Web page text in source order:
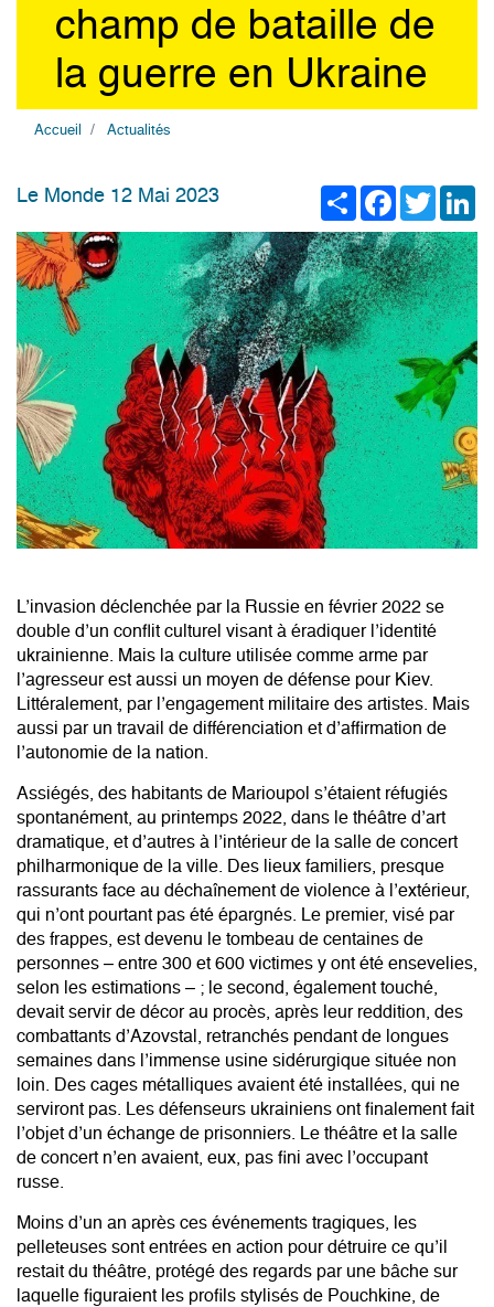
champ de bataille de
la guerre en Ukraine
Accueil Actualités
ShareFacebook
Twitter
Le Monde 12 Mai 2023
L’invasion déclenchée par la Russie en février 2022 se
double d’un conflit culturel visant à éradiquer l’identité
ukrainienne. Mais la culture utilisée comme arme par
l’agresseur est aussi un moyen de défense pour Kiev.
Littéralement, par l’engagement militaire des artistes. Mais
aussi par un travail de différenciation et d’affirmation de
l’autonomie de la nation.
Assiégés, des habitants de Marioupol s’étaient réfugiés
spontanément, au printemps 2022, dans le théâtre d’art
dramatique, et d’autres à l’intérieur de la salle de concert
philharmonique de la ville. Des lieux familiers, presque
rassurants face au déchaînement de violence à l’extérieur,
qui n’ont pourtant pas été épargnés. Le premier, visé par
des frappes, est devenu le tombeau de centaines de
personnes – entre 300 et 600 victimes y ont été ensevelies,
selon les estimations – ; le second, également touché,
devait servir de décor au procès, après leur reddition, des
combattants d’Azovstal, retranchés pendant de longues
semaines dans l’immense usine sidérurgique située non
loin. Des cages métalliques avaient été installées, qui ne
serviront pas. Les défenseurs ukrainiens ont finalement fait
l’objet d’un échange de prisonniers. Le théâtre et la salle
de concert n’en avaient, eux, pas fini avec l’occupant
russe.
Moins d’un an après ces événements tragiques, les
pelleteuses sont entrées en action pour détruire ce qu’il
restait du théâtre, protégé des regards par une bâche sur
laquelle figuraient les profils stylisés de Pouchkine, de